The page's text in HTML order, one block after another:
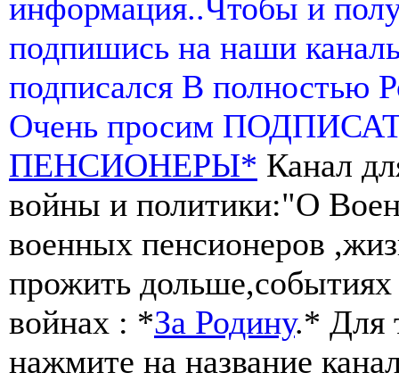
информация..Чтобы и
подпишись на наши
подписался В полностью
Очень просим
ПЕНСИОНЕРЫ* Канал
войны и политики:"О
военных пенсионеров
прожить
войнах : *За Родину.* Для
нажмите на название